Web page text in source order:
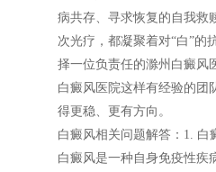
病共存、寻求恢复的自我救
次光疗，都凝聚着对“白”的
择一位负责任的滁州白癜风
白癜风医院这样有经验的团
得更稳、更有方向。
白癜风相关问题解答：1. 白
白癜风是一种自身免疫性疾